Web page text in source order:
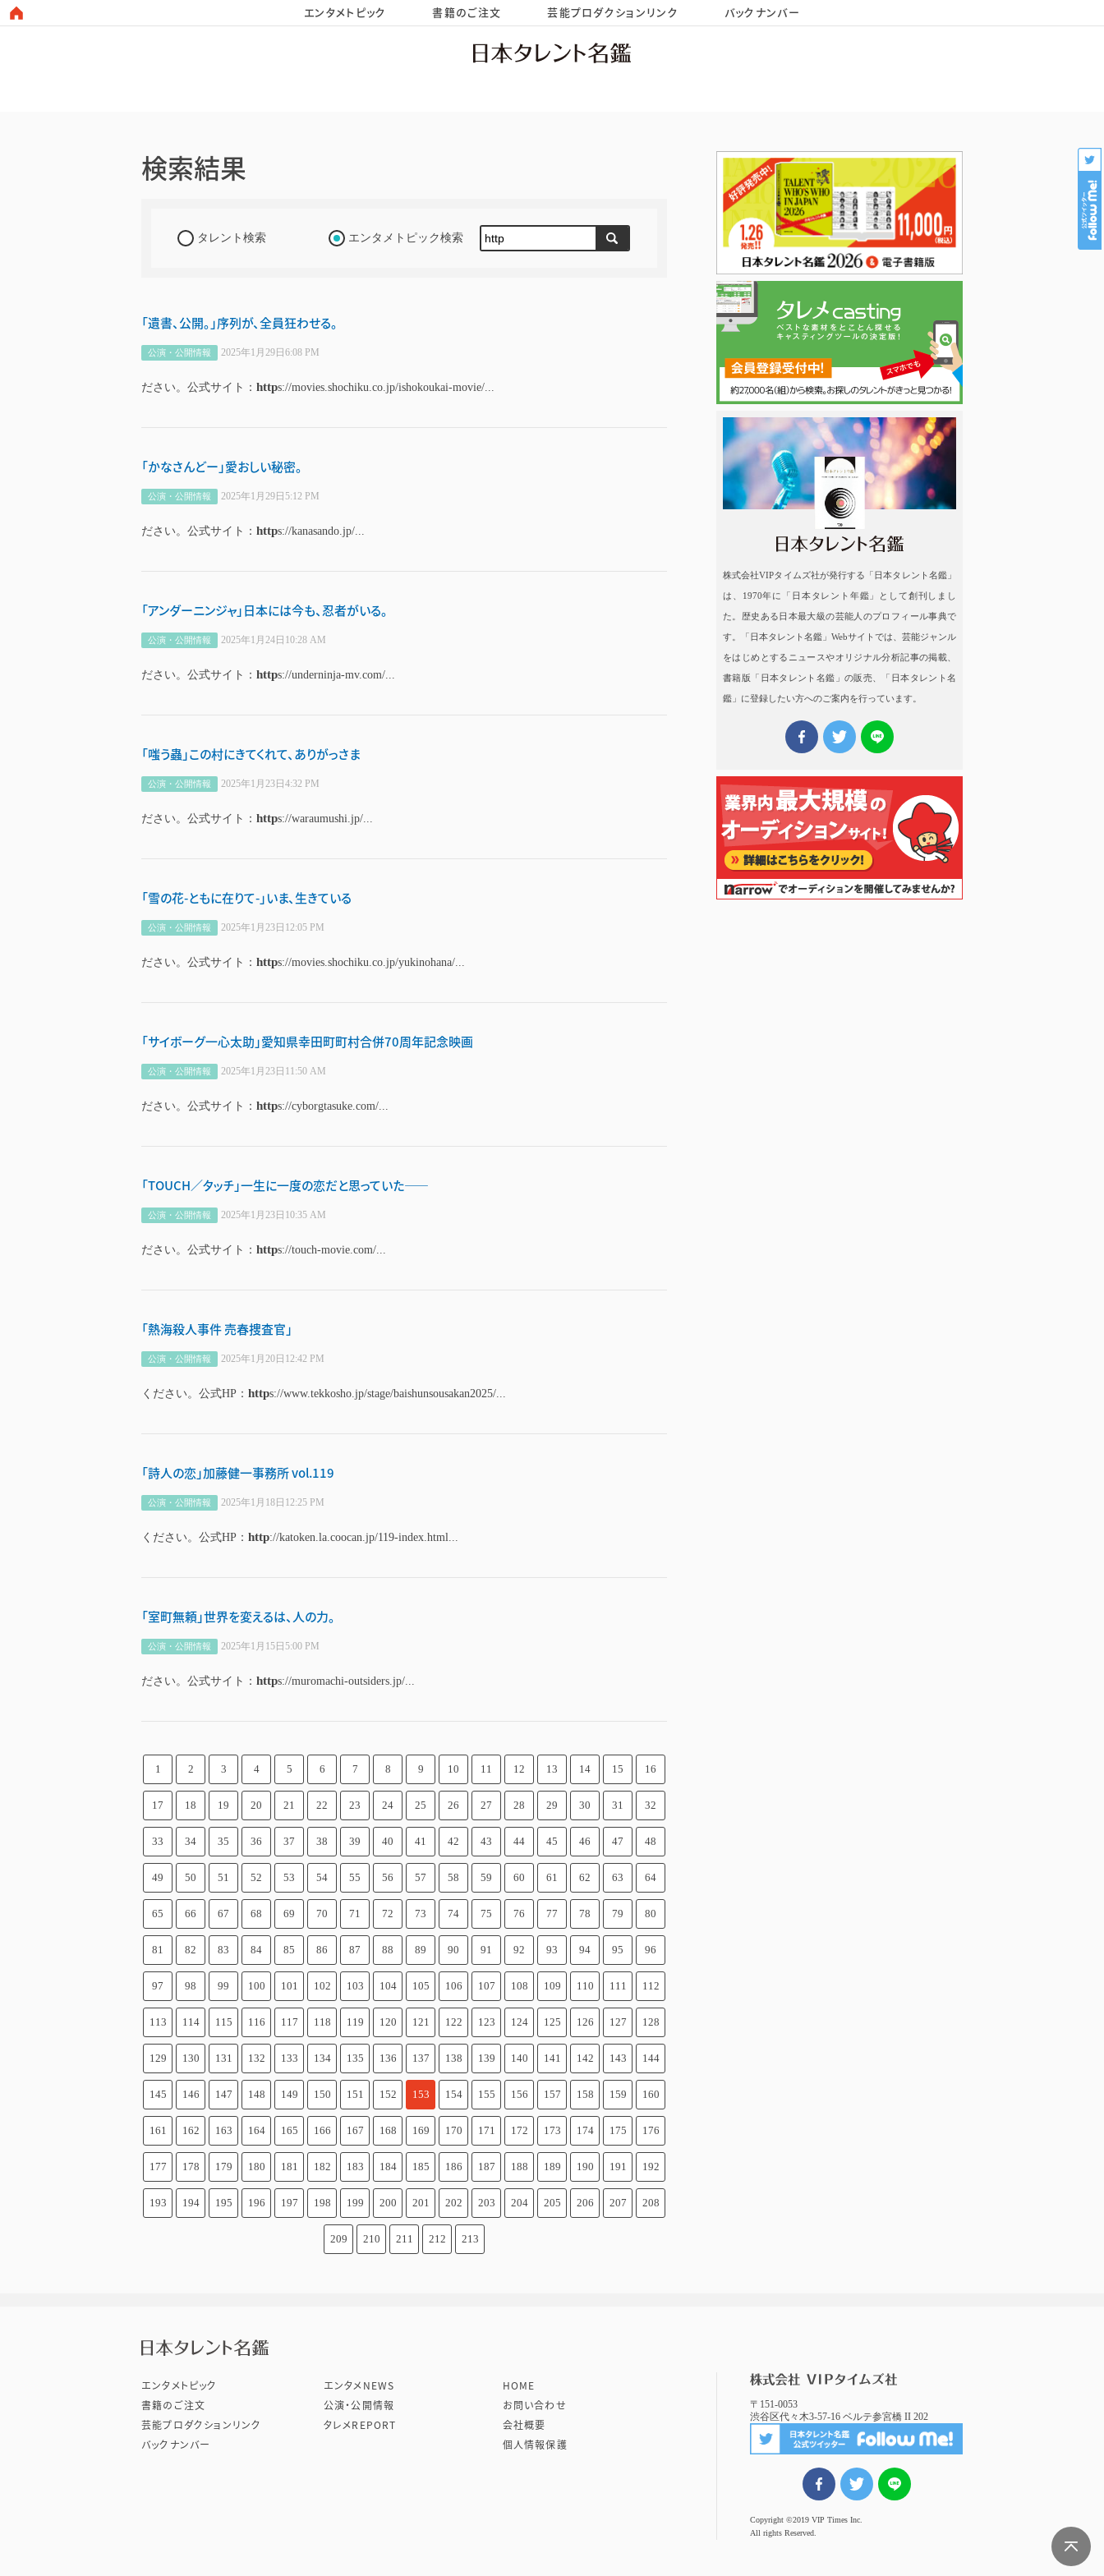
HOME お問い合わせ 会社概要 個人情報保護
エンタメトピック 書籍のご注文 芸能プロダクションリンク バックナンバー
検索結果
タレント検索 エンタメトピック検索
「遺書、公開。」序列が、全員狂わせる。
公演・公開情報 2025年1月29日6:08 PM
ださい。公式サイト： https://movies.shochiku.co.jp/ishokoukai-movie/...
「かなさんどー」愛おしい秘密。
公演・公開情報 2025年1月29日5:12 PM
ださい。公式サイト： https://kanasando.jp/...
「アンダーニンジャ」日本には今も、忍者がいる。
公演・公開情報 2025年1月24日10:28 AM
ださい。公式サイト： https://underninja-mv.com/...
「嗤う蟲」この村にきてくれて、ありがっさま
公演・公開情報 2025年1月23日4:32 PM
ださい。公式サイト： https://waraumushi.jp/...
「雪の花-ともに在りて-」いま、生きている
公演・公開情報 2025年1月23日12:05 PM
ださい。公式サイト： https://movies.shochiku.co.jp/yukinohana/...
「サイボーグ一心太助」愛知県幸田町町村合併70周年記念映画
公演・公開情報 2025年1月23日11:50 AM
ださい。公式サイト： https://cyborgtasuke.com/...
「TOUCH／タッチ」一生に一度の恋だと思っていた――
公演・公開情報 2025年1月23日10:35 AM
ださい。公式サイト： https://touch-movie.com/...
「熱海殺人事件 売春捜査官」
公演・公開情報 2025年1月20日12:42 PM
ください。公式HP： https://www.tekkosho.jp/stage/baishunsousakan2025/...
「詩人の恋」加藤健一事務所 vol.119
公演・公開情報 2025年1月18日12:25 PM
ください。公式HP： http://katoken.la.coocan.jp/119-index.html...
「室町無頼」世界を変えるは、人の力。
公演・公開情報 2025年1月15日5:00 PM
ださい。公式サイト： https://muromachi-outsiders.jp/...
1 2 3 4 5 6 7 8 9 10 11 12 13 14 15 16
17 18 19 20 21 22 23 24 25 26 27 28 29 30 31 32
33 34 35 36 37 38 39 40 41 42 43 44 45 46 47 48
49 50 51 52 53 54 55 56 57 58 59 60 61 62 63 64
65 66 67 68 69 70 71 72 73 74 75 76 77 78 79 80
81 82 83 84 85 86 87 88 89 90 91 92 93 94 95 96
97 98 99 100 101 102 103 104 105 106 107 108 109 110 111 112
113 114 115 116 117 118 119 120 121 122 123 124 125 126 127 128
129 130 131 132 133 134 135 136 137 138 139 140 141 142 143 144
145 146 147 148 149 150 151 152 153 154 155 156 157 158 159 160
161 162 163 164 165 166 167 168 169 170 171 172 173 174 175 176
177 178 179 180 181 182 183 184 185 186 187 188 189 190 191 192
193 194 195 196 197 198 199 200 201 202 203 204 205 206 207 208
209 210 211 212 213
日本タレント名鑑
株式会社VIPタイムズ社が発行する「日本タレント名鑑」
は、1970年に「日本タレント年鑑」として創刊しまし
た。歴史ある日本最大級の芸能人のプロフィール事典で
す。「日本タレント名鑑」Webサイトでは、芸能ジャンル
をはじめとするニュースやオリジナル分析記事の掲載、
書籍版「日本タレント名鑑」の販売、「日本タレント名
鑑」に登録したい方へのご案内を行っています。
エンタメトピック
書籍のご注文
芸能プロダクションリンク
バックナンバー
エンタメNEWS
公演・公開情報
タレメREPORT
HOME
お問い合わせ
会社概要
個人情報保護
株式会社 VIPタイムズ社
〒151-0053
渋谷区代々木3-57-16 ベルテ参宮橋 II 202
FBでシェアツイート
Copyright ©2019 VIP Times Inc.
All rights Reserved.